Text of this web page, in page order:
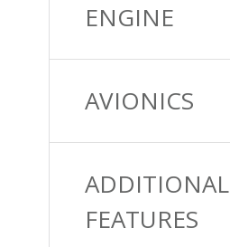
ENGINE
AVIONICS
ADDITIONAL
FEATURES